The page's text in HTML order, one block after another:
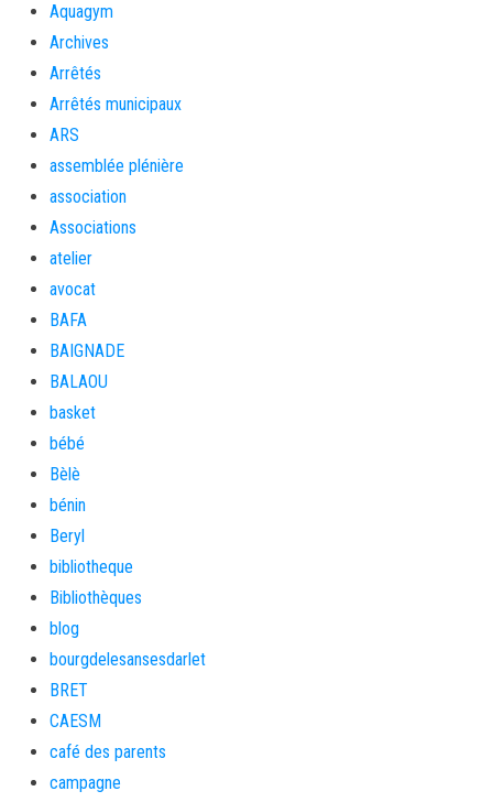
Aquagym
Archives
Arrêtés
Arrêtés municipaux
ARS
assemblée plénière
association
Associations
atelier
avocat
BAFA
BAIGNADE
BALAOU
basket
bébé
Bèlè
bénin
Beryl
bibliotheque
Bibliothèques
blog
bourgdelesansesdarlet
BRET
CAESM
café des parents
campagne